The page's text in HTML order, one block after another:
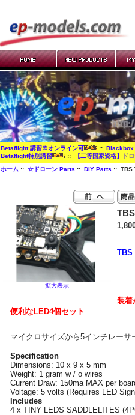
Betaflight 講習※オンライン可 ::Blackbox
Betaflight特別講習
:: 【二等国家資格】ド
ホーム ::☆ドローン Parts ::DIY Parts :: TBS
拡大表示
TBS
装着
便利なLED4個セット
マイクロサイズから5インチレーサ
Specification
Dimensions: 10 x 9 x 5 mm
Weight: 1 gram w / o wires
Current Draw: 150ma MAX per
Voltage: 5 volts (Requires LED
Includes
4 x TINY LEDS SADDLELITES